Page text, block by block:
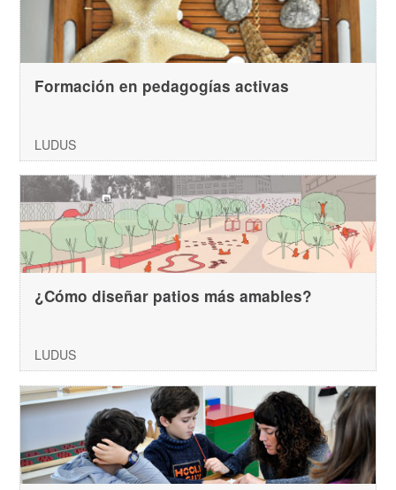
Formación en pedagogías activas
LUDUS
¿Cómo diseñar patios más amables?
LUDUS